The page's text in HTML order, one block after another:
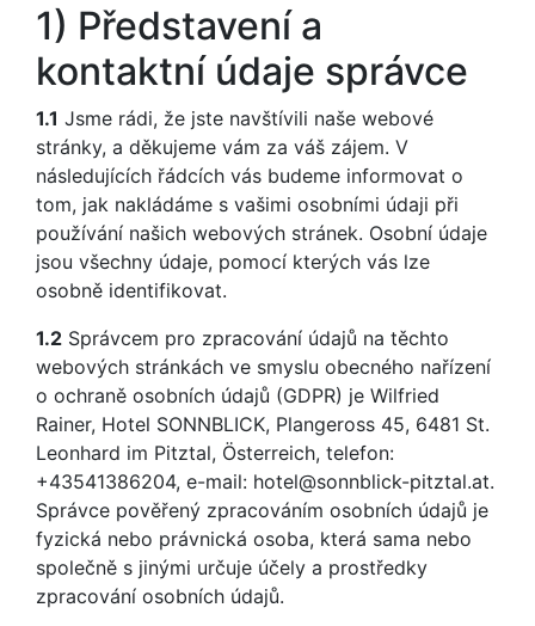
1) Představení a
kontaktní údaje správce
1.1 Jsme rádi, že jste navštívili naše webové
stránky, a děkujeme vám za váš zájem. V
následujících řádcích vás budeme informovat o
tom, jak nakládáme s vašimi osobními údaji při
používání našich webových stránek. Osobní údaje
jsou všechny údaje, pomocí kterých vás lze
osobně identifikovat.
1.2 Správcem pro zpracování údajů na těchto
webových stránkách ve smyslu obecného nařízení
o ochraně osobních údajů (GDPR) je Wilfried
Rainer, Hotel SONNBLICK, Plangeross 45, 6481 St.
Leonhard im Pitztal, Österreich, telefon:
+43541386204, e-mail: hotel@sonnblick-pitztal.at.
Správce pověřený zpracováním osobních údajů je
fyzická nebo právnická osoba, která sama nebo
společně s jinými určuje účely a prostředky
zpracování osobních údajů.